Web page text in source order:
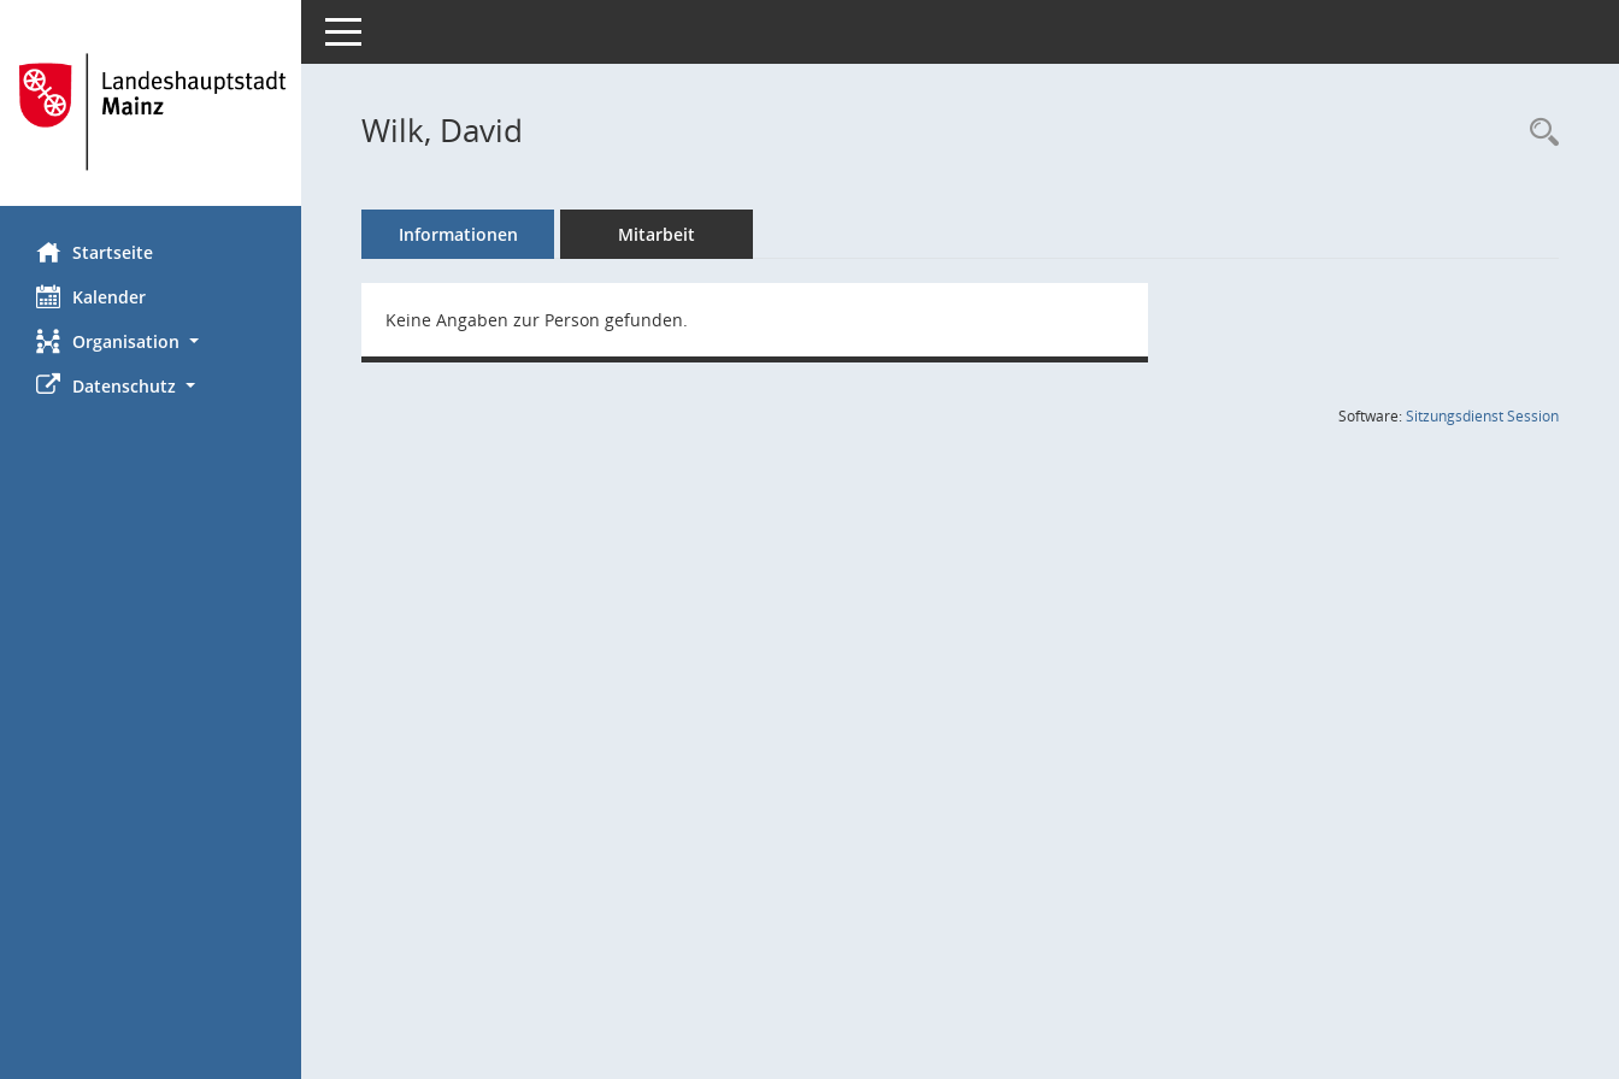
Startseite
Kalender
Organisation
Datenschutz
Toggle navigation
Wilk, David
Informationen Mitarbeit
Keine Angaben zur Person gefunden.
Software:SitzungsdienstSession(Wird in